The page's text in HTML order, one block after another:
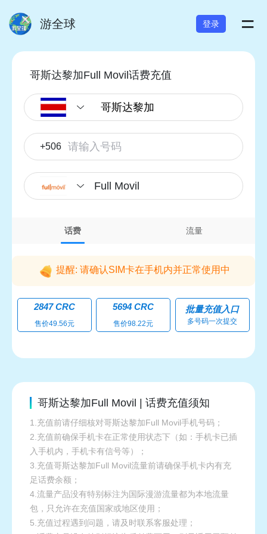
游全球 登录 =
哥斯达黎加Full Movil话费充值
+506
Full Movil
话费 流量
提醒: 请确认SIM卡在手机内并正常使用中
2847 CRC
售价49.56元
5694 CRC
售价98.22元
批量充值入口
多号码一次提交
哥斯达黎加Full Movil | 话费充值须知
1.充值前请仔细核对哥斯达黎加Full Movil手机号码；
2.充值前确保手机卡在正常使用状态下（如：手机卡已插
入手机内，手机卡有信号等）；
3.充值哥斯达黎加Full Movil流量前请确保手机卡内有充
足话费余额；
4.流量产品没有特别标注为国际漫游流量都为本地流量
包，只允许在充值国家或地区使用；
5.充值过程遇到问题，请及时联系客服处理；